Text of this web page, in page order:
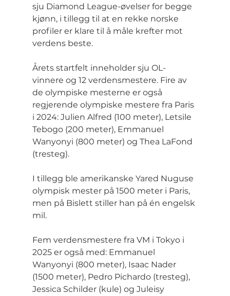
sju Diamond League-øvelser for begge
kjønn, i tillegg til at en rekke norske
profiler er klare til å måle krefter mot
verdens beste.
Årets startfelt inneholder sju OL-
vinnere og 12 verdensmestere. Fire av
de olympiske mesterne er også
regjerende olympiske mestere fra Paris
i 2024: Julien Alfred (100 meter), Letsile
Tebogo (200 meter), Emmanuel
Wanyonyi (800 meter) og Thea LaFond
(tresteg).
I tillegg ble amerikanske Yared Nuguse
olympisk mester på 1500 meter i Paris,
men på Bislett stiller han på én engelsk
mil.
Fem verdensmestere fra VM i Tokyo i
2025 er også med: Emmanuel
Wanyonyi (800 meter), Isaac Nader
(1500 meter), Pedro Pichardo (tresteg),
Jessica Schilder (kule) og Juleisy